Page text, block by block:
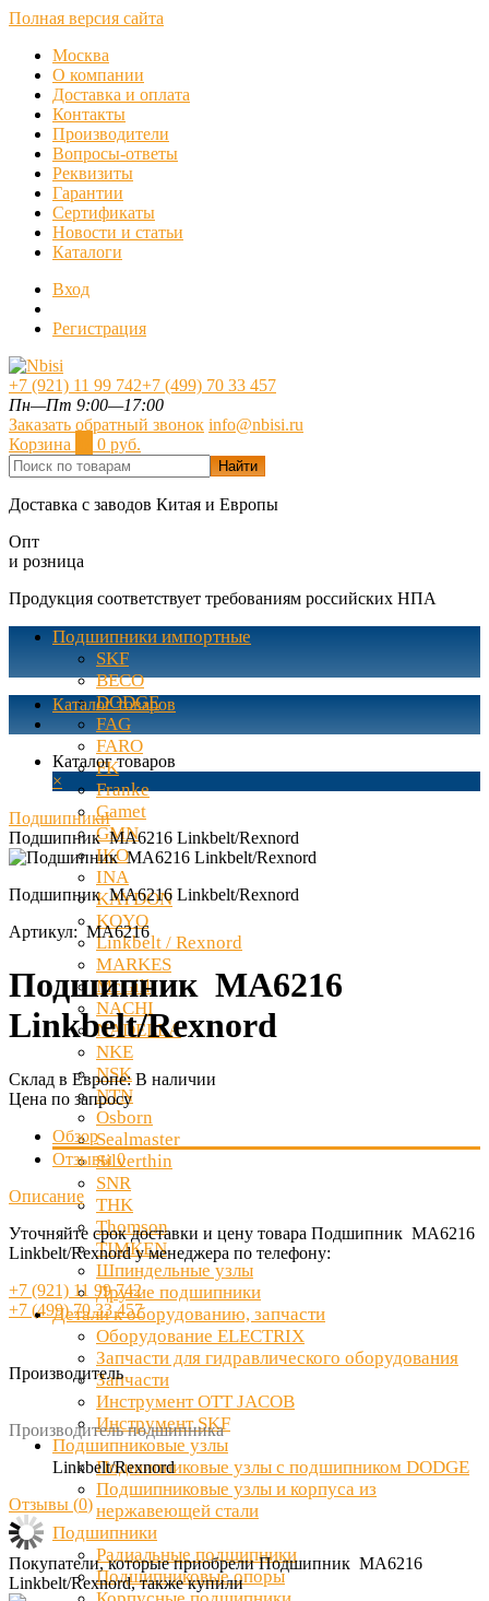
Полная версия сайта
Москва
О компании
Доставка и оплата
Контакты
Производители
Вопросы-ответы
Реквизиты
Гарантии
Сертификаты
Новости и статьи
Каталоги
Вход
Регистрация
+7 (921) 11 99 742+7 (499) 70 33 457
Пн—Пт 9:00—17:00
Заказать обратный звонок info@nbisi.ru
Корзина
0 руб.
Найти
Доставка с заводов Китая и Европы
Опт
и розница
Продукция соответствует требованиям российских НПА
Подшипники импортные
SKF
BECO
DODGE
FAG
FARO
FK
Franke
Gamet
GMN
IKO
INA
KAYDON
KOYO
Linkbelt / Rexnord
MARKES
McGill
NACHI
NADELLA
NKE
NSK
NTN
Osborn
Sealmaster
Silverthin
SNR
THK
Thomson
TIMKEN
Шпиндельные узлы
Другие подшипники
Детали к оборудованию, запчасти
Оборудование ELECTRIX
Запчасти для гидравлического оборудования
Запчасти
Инструмент OTT JACOB
Инструмент SKF
Подшипниковые узлы
Подшипниковые узлы с подшипником DODGE
Подшипниковые узлы и корпуса из
нержавеющей стали
Подшипники
Радиальные подшипники
Подшипниковые опоры
Каталог товаров
Каталог товаров
×
Подшипники
Подшипник MA6216 Linkbelt/Rexnord
Подшипник MA6216 Linkbelt/Rexnord
Артикул:MA6216
Подшипник MA6216
Linkbelt/Rexnord
Склад в Европе:В наличии
Цена по запросу
Обзор
Отзывы0
Описание
Уточняйте срок доставки и цену товара Подшипник MA6216
Linkbelt/Rexnord у менеджера по телефону:
+7 (921) 11 99 742
+7 (499) 70 33 457
Производитель
Производитель подшипника
Linkbelt/Rexnord
Отзывы (0)
Покупатели, которые приобрели Подшипник MA6216
Linkbelt/Rexnord, также купили